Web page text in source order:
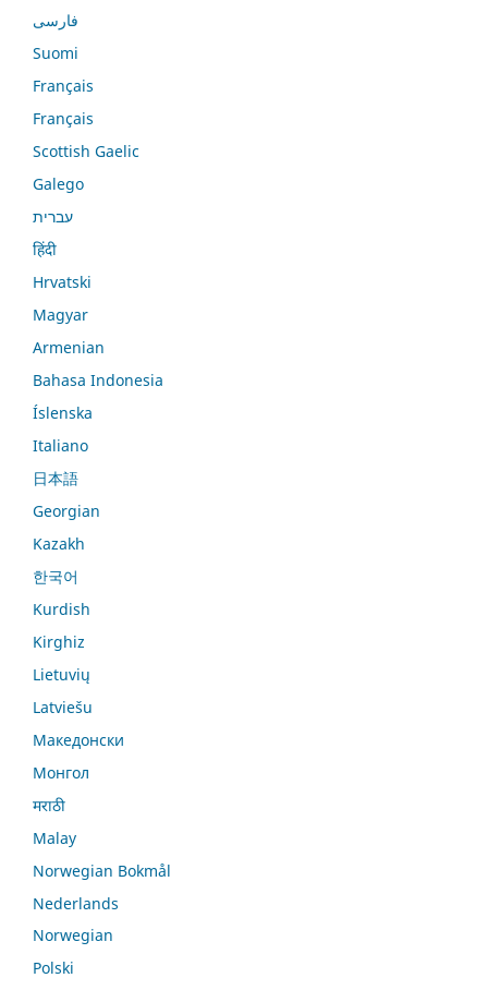
فارسی
Suomi
Français
Français
Scottish Gaelic
Galego
עברית
हिंदी
Hrvatski
Magyar
Armenian
Bahasa Indonesia
Íslenska
Italiano
日本語
Georgian
Kazakh
한국어
Kurdish
Kirghiz
Lietuvių
Latviešu
Македонски
Монгол
मराठी
Malay
Norwegian Bokmål
Nederlands
Norwegian
Polski